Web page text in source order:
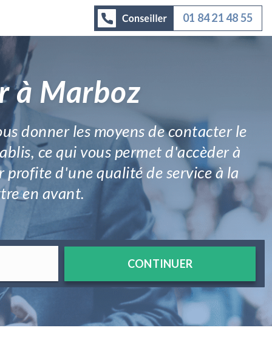
01 84 21 48 55
à Marboz
donner les moyens de contacter le
ce qui vous permet d'accèder à
d'une qualité de service à la
en avant.
CONTINUER